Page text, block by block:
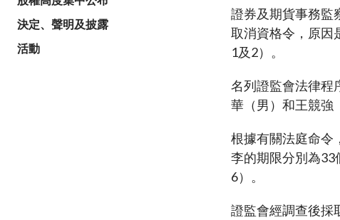
組織架構
有關負責任擁有
通函
諮詢文件及諮詢總結
開放式基金型公
金資助計劃
通函
諮詢文件及諮詢
表格及查檢表
「新資本投資
集體投資計劃列
通函
開立帳戶
常見問題
非複雜及複雜產
其他刊物及資料
打擊洗錢及恐
法例及監管規定
通函
其他刊物及資料
開放式基金型公司：香港的公司型投資
諮詢文件
核心價值
社會責任
聯絡我們
常見問題
決定、聲明及披露
活動
證券及期貨事務監
取消資格令，原因
1及2）。
名列證監會法律程
華（男）和王競強
根據有關法庭命令
李的期限分別為33
6）。
證監會經調查後採